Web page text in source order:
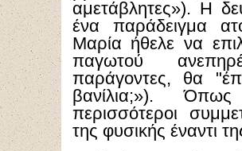
αμετάβλητες»). Η
ένα παράδειγμα
Μαρία ήθελε να
παγωτού
παράγοντες, θα
βανίλια;»).
περισσότεροι
της φυσικής έναντι